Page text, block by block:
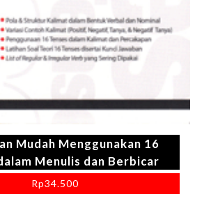
Mudah Menggunakan 16
Menulis dan Berbicar
Rp34.500